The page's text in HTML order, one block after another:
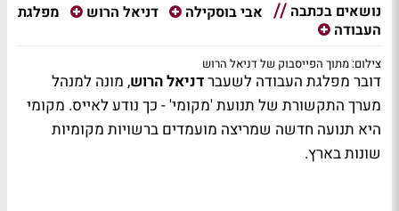
נושאים בכתבה אבי בוסקילה דניאל הרוש
מפלגת
העבודה
צילום: מתוך הפייסבוק של דניאל הרוש
דובר מפלגת העבודה לשעברדניאל הרוש, מונה למנהל
מערך התקשורת של תנועת 'מקומי' - כך נודע לאייס. מקומי
היא תנועה חדשה שמריצה מועמדים ברשויות מקומיות
שונות בארץ.